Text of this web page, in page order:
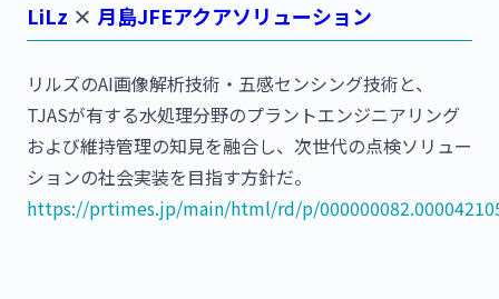
LiLz × 月島JFEアクアソリューション
リルズのAI画像解析技術・五感センシング技術と、
TJASが有する水処理分野のプラントエンジニアリング
および維持管理の知見を融合し、次世代の点検ソリュー
ションの社会実装を目指す方針だ。
https://prtimes.jp/main/html/rd/p/